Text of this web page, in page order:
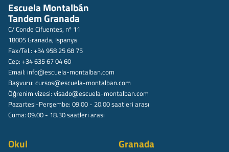
Escuela Montalbán
Tandem Granada
C/ Conde Cifuentes, nº 11
18005 Granada, Ispanya
Fax/Tel.: +34 958 25 68 75
Cep: +34 635 67 04 60
Email: info@escuela-montalban.com
Başvuru: cursos@escuela-montalban.com
Öğrenim vizesi: visado@escuela-montalban.com
Pazartesi-Perşembe: 09.00 - 20.00 saatleri arası
Cuma: 09.00 - 18.30 saatleri arası
Okul Granada